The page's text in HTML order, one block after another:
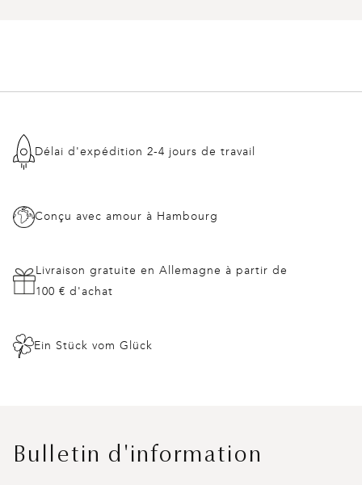
Délai d'expédition 2-4 jours de travail
Conçu avec amour à Hambourg
Livraison gratuite en Allemagne à partir de
100 € d'achat
Ein Stück vom Glück
Bulletin d'information